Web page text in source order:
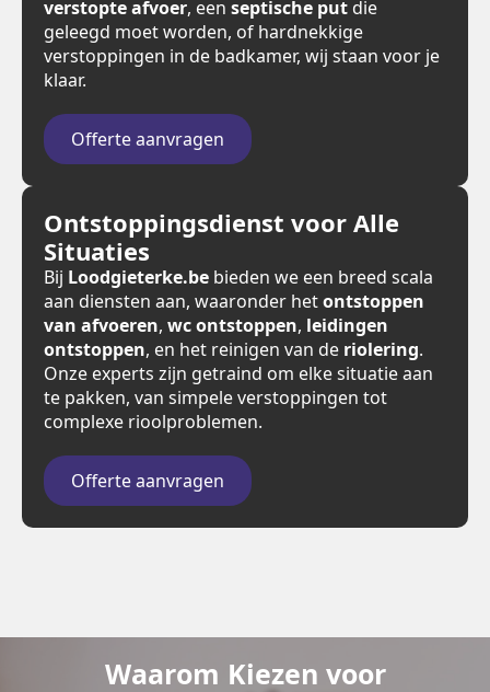
verstopte afvoer, een septische put die
geleegd moet worden, of hardnekkige
verstoppingen in de badkamer, wij staan voor je
klaar.
Offerte aanvragen
Ontstoppingsdienst voor Alle
Situaties
Bij Loodgieterke.be bieden we een breed scala
aan diensten aan, waaronder hetontstoppen
van afvoeren, wc ontstoppen, leidingen
ontstoppen, en het reinigen van de riolering.
Onze experts zijn getraind om elke situatie aan
te pakken, van simpele verstoppingen tot
complexe rioolproblemen.
Offerte aanvragen
Waarom Kiezen voor